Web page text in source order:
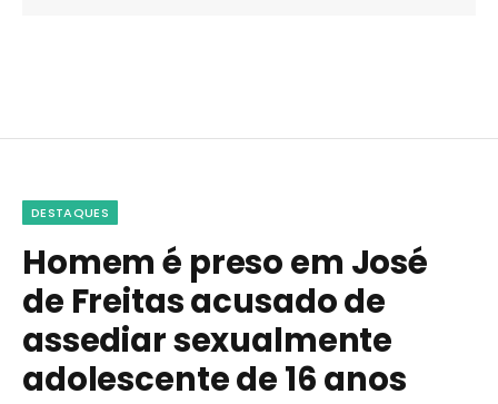
DESTAQUES
Homem é preso em José
de Freitas acusado de
assediar sexualmente
adolescente de 16 anos